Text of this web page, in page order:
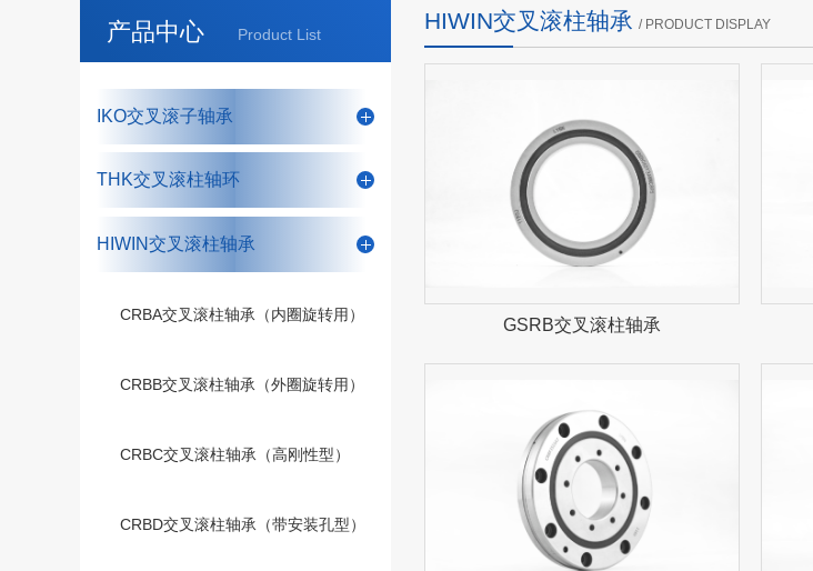
产品中心 Product List
IKO交叉滚子轴承
THK交叉滚柱轴环
HIWIN交叉滚柱轴承
CRBA交叉滚柱轴承（内圈旋转用）
CRBB交叉滚柱轴承（外圈旋转用）
CRBC交叉滚柱轴承（高刚性型）
CRBD交叉滚柱轴承（带安装孔型）
HIWIN交叉滚柱轴承 / PRODUCT DISPLAY
GSRB交叉滚柱轴承